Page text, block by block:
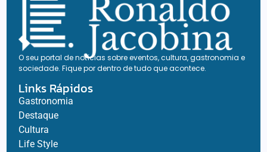
O seu portal de notícias sobre eventos, cultura, gastronomia e
sociedade. Fique por dentro de tudo que acontece.
Links Rápidos
Gastronomia
Destaque
Cultura
Life Style